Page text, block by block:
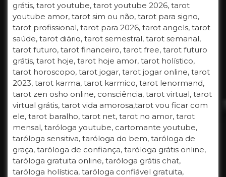
grátis, tarot youtube, tarot youtube 2026, tarot
youtube amor, tarot sim ou não, tarot para signo,
tarot profissional, tarot para 2026, tarot angels, tarot
saúde, tarot diário, tarot semestral, tarot semanal,
tarot futuro, tarot financeiro, tarot free, tarot futuro
grátis, tarot hoje, tarot hoje amor, tarot holístico,
tarot horoscopo, tarot jogar, tarot jogar online, tarot
2023, tarot karma, tarot karmico, tarot lenormand,
tarot zen osho online, consciência, tarot virtual, tarot
virtual grátis, tarot vida amorosa,tarot vou ficar com
ele, tarot baralho, tarot net, tarot no amor, tarot
mensal, taróloga youtube, cartomante youtube,
taróloga sensitiva, taróloga do bem, taróloga de
graça, taróloga de confiança, taróloga grátis online,
taróloga gratuita online, taróloga grátis chat,
taróloga holística, taróloga confiável gratuita,